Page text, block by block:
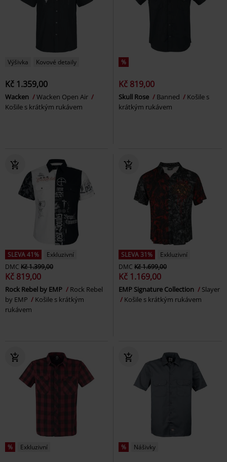
Výšivka Kovové detaily
Kč 1.359,00
Wacken
Wacken Open Air
Košile s krátkým rukávem
%
Kč 819,00
Skull Rose Banned
Košile s
krátkým rukávem
SLEVA 41%
Exkluzivní
DMC Kč 1.399,00
Kč 819,00
Rock Rebel by EMP
Rock Rebel
by EMP
Košile s krátkým
rukávem
SLEVA 31%
Exkluzivní
DMC Kč 1.699,00
Kč 1.169,00
EMP Signature Collection
Slayer
Košile s krátkým rukávem
% Exkluzivní % Nášivky